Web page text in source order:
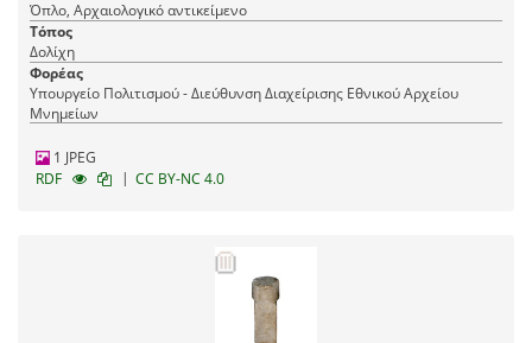
Όπλο, Αρχαιολογικό αντικείμενο
Τόπος
Δολίχη
Φορέας
Υπουργείο Πολιτισμού - Διεύθυνση Διαχείρισης Εθνικού Αρχείου
Μνημείων
1 JPEG
RDF
| CC BY-NC 4.0